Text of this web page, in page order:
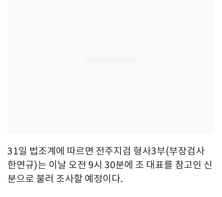
31일 법조계에 따르면 전주지검 형사3부(부장검사
한연규)는 이날 오전 9시 30분에 조 대표를 참고인 신
분으로 불러 조사할 예정이다.